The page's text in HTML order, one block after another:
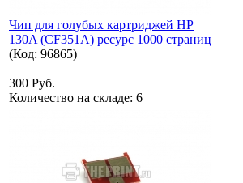
Чип для голубых картриджей HP
130A (CF351A) ресурс 1000 страниц
(Код: 96865)
300 Руб.
Количество на складе: 6